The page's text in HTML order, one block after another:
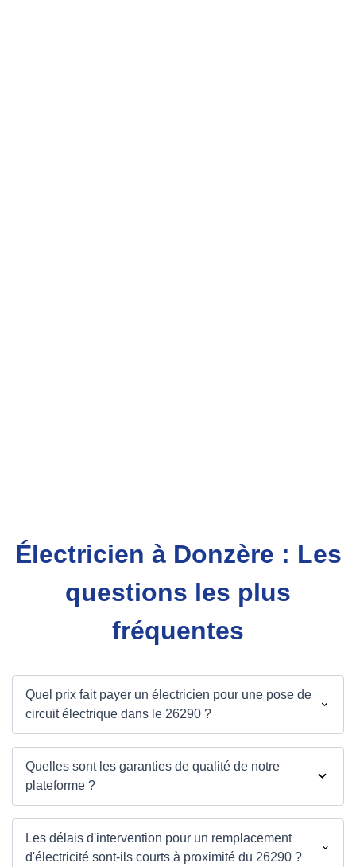
Électricien à Donzère : Les
questions les plus
fréquentes
Quel prix fait payer un électricien pour une pose de
circuit électrique dans le 26290 ?
Quelles sont les garanties de qualité de notre
plateforme ?
Les délais d'intervention pour un remplacement
d'électricité sont-ils courts à proximité du 26290 ?